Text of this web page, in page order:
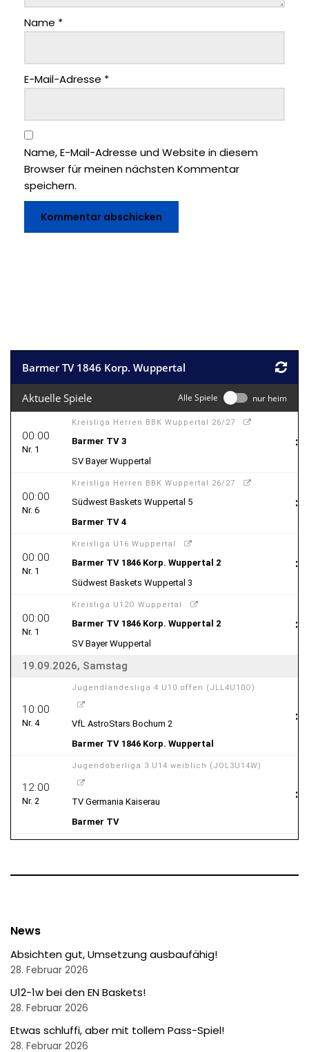
Name *
E-Mail-Adresse *
Name, E-Mail-Adresse und Website in diesem
Browser für meinen nächsten Kommentar
speichern.
News
Absichten gut, Umsetzung ausbaufähig!
28. Februar 2026
U12-1w bei den EN Baskets!
28. Februar 2026
Etwas schluffi, aber mit tollem Pass-Spiel!
28. Februar 2026